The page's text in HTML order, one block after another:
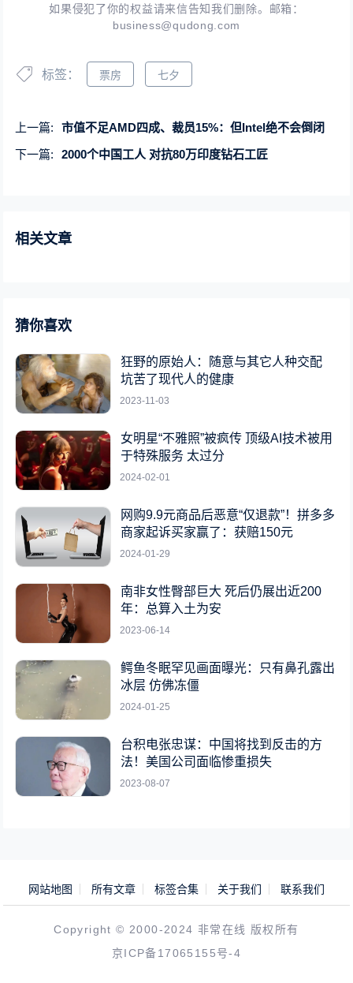
如果侵犯了你的权益请来信告知我们删除。邮箱：
business@qudong.com
标签： 票房 七夕
上一篇:
市值不足AMD四成、裁员15%：但Intel绝不会倒闭
下一篇:
2000个中国工人 对抗80万印度钻石工匠
相关文章
猜你喜欢
狂野的原始人：随意与其它人种交配
坑苦了现代人的健康
2023-11-03
女明星“不雅照”被疯传 顶级AI技术被用
于特殊服务 太过分
2024-02-01
网购9.9元商品后恶意“仅退款”！拼多多
商家起诉买家赢了：获赔150元
2024-01-29
南非女性臀部巨大 死后仍展出近200
年：总算入土为安
2023-06-14
鳄鱼冬眠罕见画面曝光：只有鼻孔露出
冰层 仿佛冻僵
2024-01-25
台积电张忠谋：中国将找到反击的方
法！美国公司面临惨重损失
2023-08-07
网站地图 所有文章 标签合集 关于我们 联系我们
Copyright © 2000-2024 非常在线 版权所有
京ICP备17065155号-4